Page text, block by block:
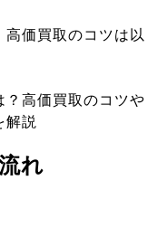
価買取のコツは以
？高価買取のコツや
解説
れ